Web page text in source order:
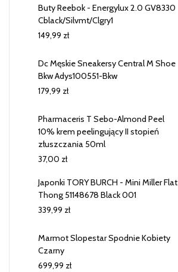
Buty Reebok - Energylux 2.0 GV8330
Cblack/Silvmt/Clgry1
149,99 zł
Dc Męskie Sneakersy Central M Shoe
Bkw Adys100551-Bkw
179,99 zł
Pharmaceris T Sebo-Almond Peel
10% krem peelingujący II stopień
złuszczania 50ml
37,00 zł
Japonki TORY BURCH - Mini Miller Flat
Thong 51148678 Black 001
339,99 zł
Marmot Slopestar Spodnie Kobiety
Czarny
699,99 zł